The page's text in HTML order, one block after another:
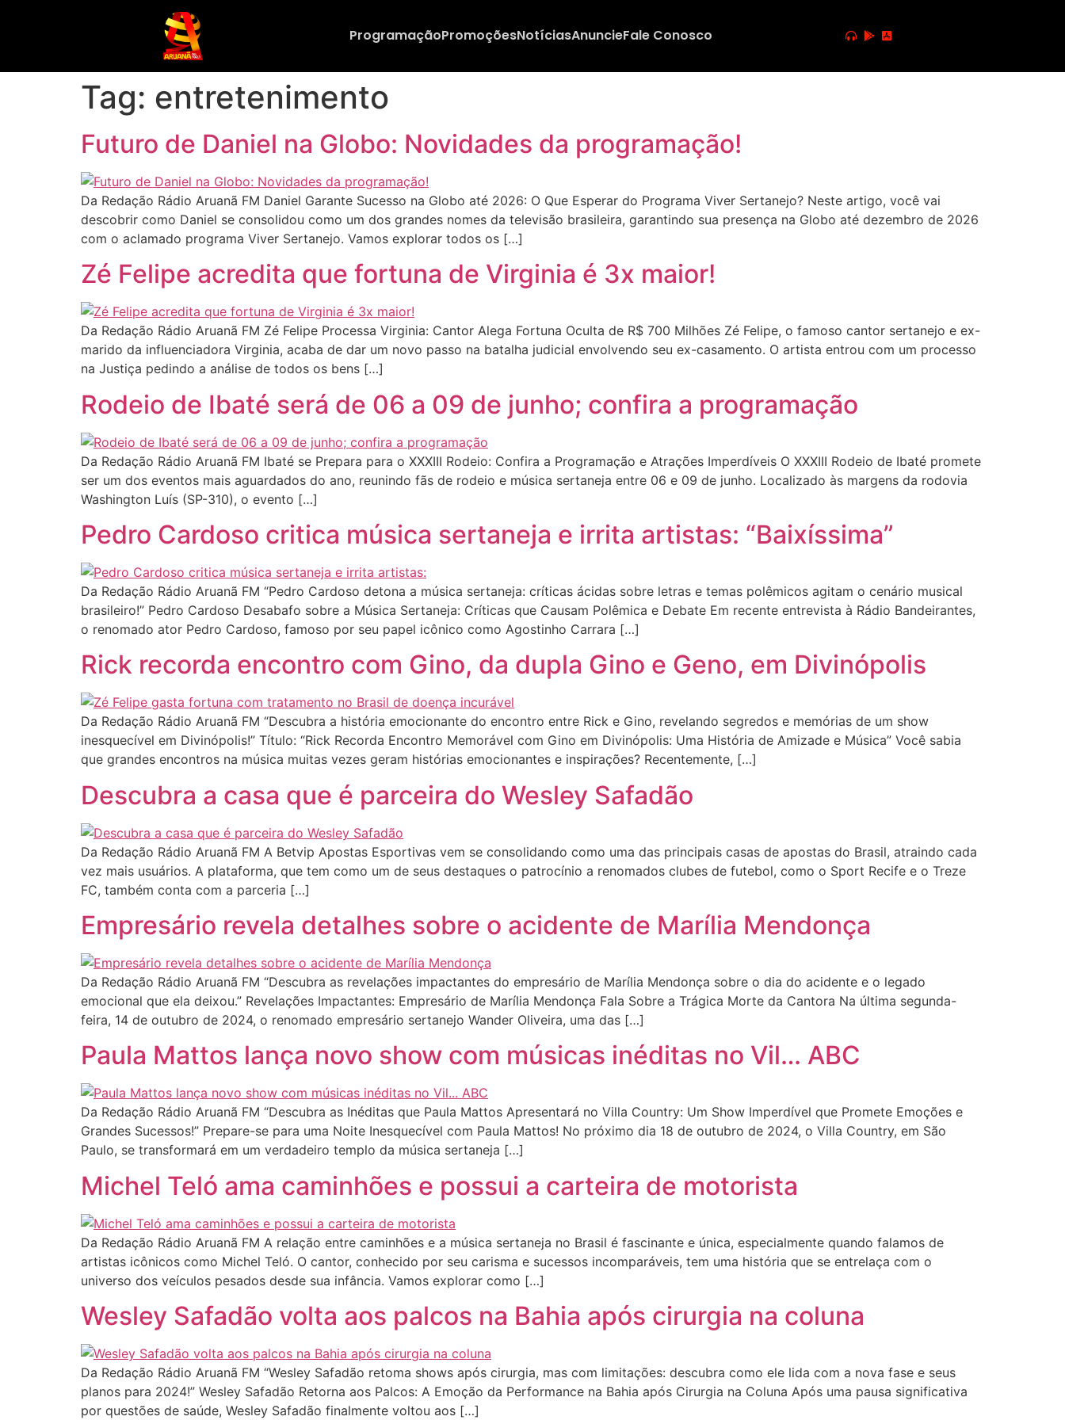
ProgramaçãoPromoçõesNotíciasAnuncieFale Conosco
Tag: entretenimento
Futuro de Daniel na Globo: Novidades da programação!
Da Redação Rádio Aruanã FM Daniel Garante Sucesso na Globo até 2026: O Que Esperar do Programa Viver Sertanejo? Neste artigo, você vai
descobrir como Daniel se consolidou como um dos grandes nomes da televisão brasileira, garantindo sua presença na Globo até dezembro de 2026
com o aclamado programa Viver Sertanejo. Vamos explorar todos os […]
Zé Felipe acredita que fortuna de Virginia é 3x maior!
Da Redação Rádio Aruanã FM Zé Felipe Processa Virginia: Cantor Alega Fortuna Oculta de R$ 700 Milhões Zé Felipe, o famoso cantor sertanejo e ex-
marido da influenciadora Virginia, acaba de dar um novo passo na batalha judicial envolvendo seu ex-casamento. O artista entrou com um processo
na Justiça pedindo a análise de todos os bens […]
Rodeio de Ibaté será de 06 a 09 de junho; confira a programação
Da Redação Rádio Aruanã FM Ibaté se Prepara para o XXXIII Rodeio: Confira a Programação e Atrações Imperdíveis O XXXIII Rodeio de Ibaté promete
ser um dos eventos mais aguardados do ano, reunindo fãs de rodeio e música sertaneja entre 06 e 09 de junho. Localizado às margens da rodovia
Washington Luís (SP-310), o evento […]
Pedro Cardoso critica música sertaneja e irrita artistas: “Baixíssima”
Da Redação Rádio Aruanã FM “Pedro Cardoso detona a música sertaneja: críticas ácidas sobre letras e temas polêmicos agitam o cenário musical
brasileiro!” Pedro Cardoso Desabafo sobre a Música Sertaneja: Críticas que Causam Polêmica e Debate Em recente entrevista à Rádio Bandeirantes,
o renomado ator Pedro Cardoso, famoso por seu papel icônico como Agostinho Carrara […]
Rick recorda encontro com Gino, da dupla Gino e Geno, em Divinópolis
Da Redação Rádio Aruanã FM “Descubra a história emocionante do encontro entre Rick e Gino, revelando segredos e memórias de um show
inesquecível em Divinópolis!” Título: “Rick Recorda Encontro Memorável com Gino em Divinópolis: Uma História de Amizade e Música” Você sabia
que grandes encontros na música muitas vezes geram histórias emocionantes e inspirações? Recentemente, […]
Descubra a casa que é parceira do Wesley Safadão
Da Redação Rádio Aruanã FM A Betvip Apostas Esportivas vem se consolidando como uma das principais casas de apostas do Brasil, atraindo cada
vez mais usuários. A plataforma, que tem como um de seus destaques o patrocínio a renomados clubes de futebol, como o Sport Recife e o Treze
FC, também conta com a parceria […]
Empresário revela detalhes sobre o acidente de Marília Mendonça
Da Redação Rádio Aruanã FM “Descubra as revelações impactantes do empresário de Marília Mendonça sobre o dia do acidente e o legado
emocional que ela deixou.” Revelações Impactantes: Empresário de Marília Mendonça Fala Sobre a Trágica Morte da Cantora Na última segunda-
feira, 14 de outubro de 2024, o renomado empresário sertanejo Wander Oliveira, uma das […]
Paula Mattos lança novo show com músicas inéditas no Vil… ABC
Da Redação Rádio Aruanã FM “Descubra as Inéditas que Paula Mattos Apresentará no Villa Country: Um Show Imperdível que Promete Emoções e
Grandes Sucessos!” Prepare-se para uma Noite Inesquecível com Paula Mattos! No próximo dia 18 de outubro de 2024, o Villa Country, em São
Paulo, se transformará em um verdadeiro templo da música sertaneja […]
Michel Teló ama caminhões e possui a carteira de motorista
Da Redação Rádio Aruanã FM A relação entre caminhões e a música sertaneja no Brasil é fascinante e única, especialmente quando falamos de
artistas icônicos como Michel Teló. O cantor, conhecido por seu carisma e sucessos incomparáveis, tem uma história que se entrelaça com o
universo dos veículos pesados desde sua infância. Vamos explorar como […]
Wesley Safadão volta aos palcos na Bahia após cirurgia na coluna
Da Redação Rádio Aruanã FM “Wesley Safadão retoma shows após cirurgia, mas com limitações: descubra como ele lida com a nova fase e seus
planos para 2024!” Wesley Safadão Retorna aos Palcos: A Emoção da Performance na Bahia após Cirurgia na Coluna Após uma pausa significativa
por questões de saúde, Wesley Safadão finalmente voltou aos […]